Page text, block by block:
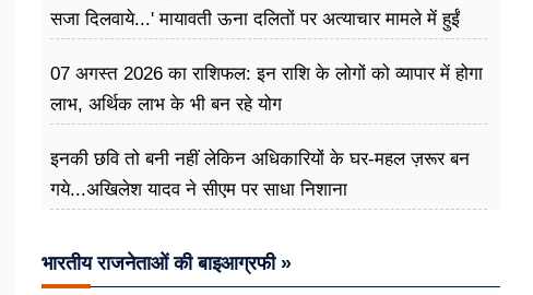
सजा दिलवाये...' मायावती ऊना दलितों पर अत्याचार मामले में हुईं
07 अगस्त 2026 का राशिफल: इन राशि के लोगों को व्यापार में होगा
लाभ, अर्थिक लाभ के भी बन रहे योग
इनकी छवि तो बनी नहीं लेकिन अधिकारियों के घर-महल ज़रूर बन
गये...अखिलेश यादव ने सीएम पर साधा​ निशाना
भारतीय राजनेताओं की बाइआग्रफी »